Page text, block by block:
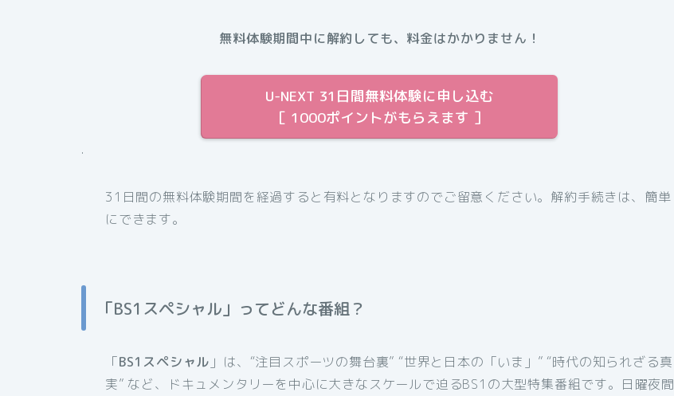
無料体験期間中に解約しても、料金はかかりません！
U-NEXT 31日間無料体験に申し込む
［ 1000ポイントがもらえます ］
.
31日間の無料体験期間を経過すると有料となりますのでご留意ください。解約手続きは、簡単
にできます。
「BS1スペシャル」ってどんな番組？
「BS1スペシャル 」は、“注目スポーツの舞台裏” “世界と日本の「いま」” “時代の知られざる真
実” など、ドキュメンタリーを中心に大きなスケールで迫るBS1の大型特集番組です。日曜夜間